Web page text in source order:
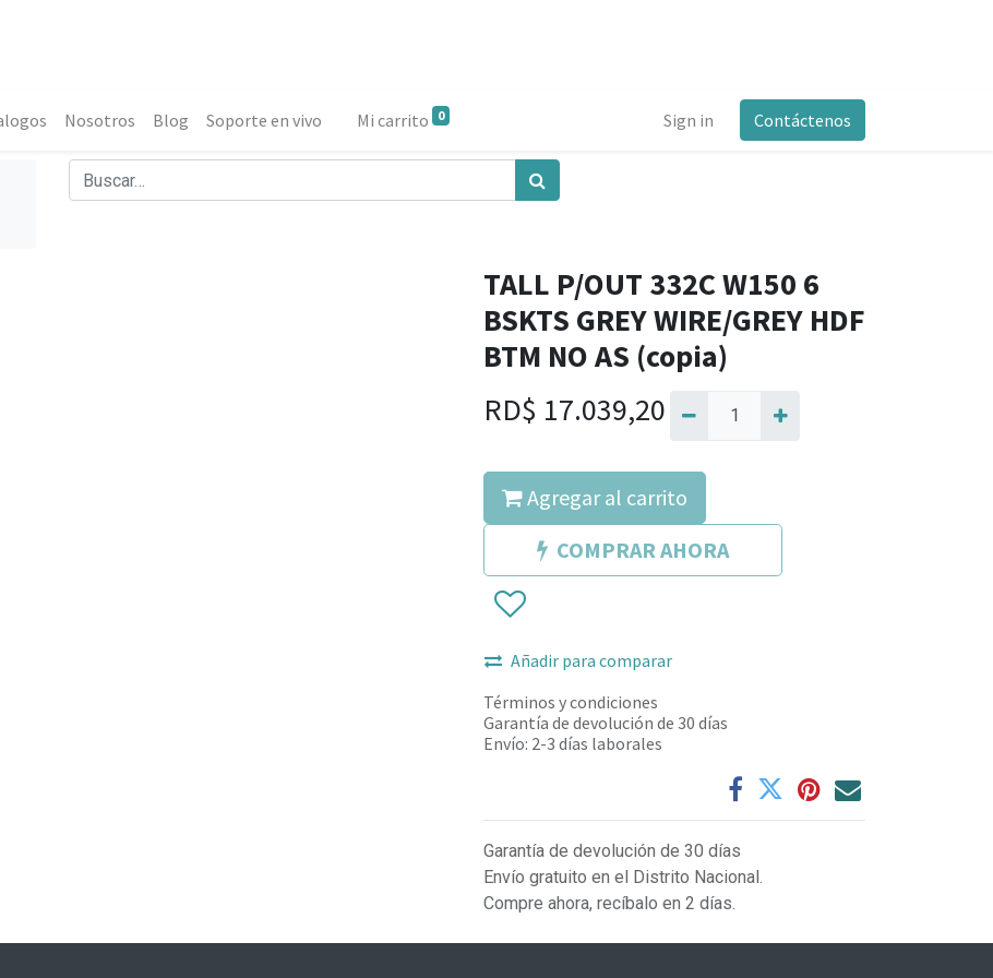
Nosotros Blog Soporte en vivo Mi carrito 0 Sign in Contáctenos
TALL P/OUT 332C W150 6
BSKTS GREY WIRE/GREY HDF
BTM NO AS (copia)
RD$ 17.039,20
Agregar al carrito
COMPRAR AHORA
Añadir para comparar
Términos y condiciones
Garantía de devolución de 30 días
Envío: 2-3 días laborales
Garantía de devolución de 30 días
Envío gratuito en el Distrito Nacional.
Compre ahora, recíbalo en 2 días.